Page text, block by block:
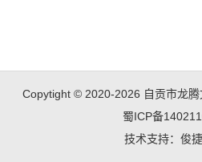
Copytight © 2020-2026 自贡市龙
蜀ICP备
技术支持：俊